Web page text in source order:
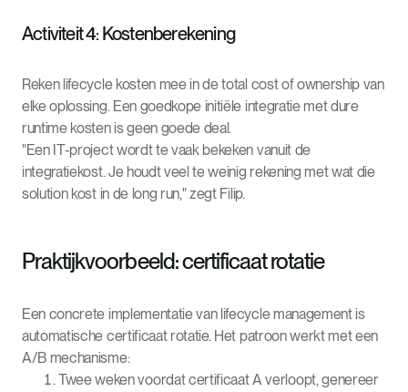
Activiteit 4: Kostenberekening
Reken lifecycle kosten mee in de total cost of ownership van
elke oplossing. Een goedkope initiële integratie met dure
runtime kosten is geen goede deal.
"Een IT-project wordt te vaak bekeken vanuit de
integratiekost. Je houdt veel te weinig rekening met wat die
solution kost in de long run," zegt Filip.
Praktijkvoorbeeld: certificaat rotatie
Een concrete implementatie van lifecycle management is
automatische certificaat rotatie. Het patroon werkt met een
A/B mechanisme:
Twee weken voordat certificaat A verloopt, genereer